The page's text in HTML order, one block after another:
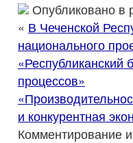
Опубликовано в
« В Чеченской
национального
«Республиканский
процессов»
и конкурентная
Комментирование